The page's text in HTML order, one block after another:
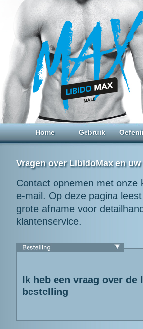
Home Gebruik
Vragen over LibidoMax en
Contact opnemen met onze
e-mail. Op deze pagina
grote afname voor
klantenservice.
Ik heb een vraag over de
bestelling